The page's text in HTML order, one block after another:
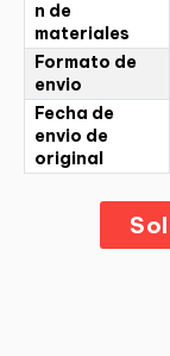
n de
materiales
Formato de
envio
Fecha de
envio de
original